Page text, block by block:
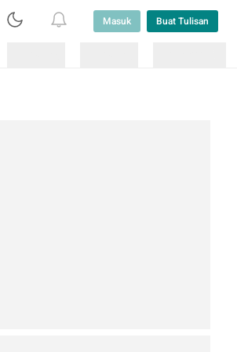
Masuk Buat Tulisan